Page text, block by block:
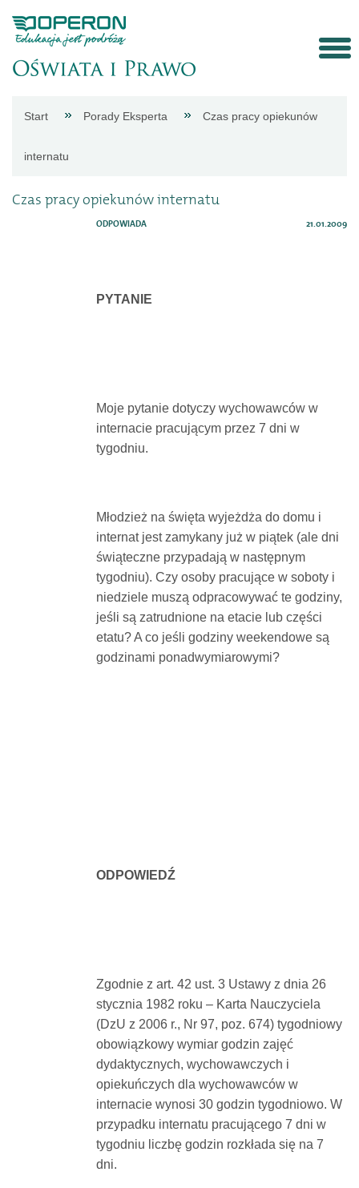
Start Porady Eksperta Czas pracy opiekunów
internatu
Czas pracy opiekunów internatu
ODPOWIADA 21.01.2009
PYTANIE
Moje pytanie dotyczy wychowawców w
internacie pracującym przez 7 dni w
tygodniu.
Młodzież na święta wyjeżdża do domu i
internat jest zamykany już w piątek (ale dni
świąteczne przypadają w następnym
tygodniu). Czy osoby pracujące w soboty i
niedziele muszą odpracowywać te godziny,
jeśli są zatrudnione na etacie lub części
etatu? A co jeśli godziny weekendowe są
godzinami ponadwymiarowymi?
ODPOWIEDŹ
Zgodnie z art. 42 ust. 3 Ustawy z dnia 26
stycznia 1982 roku – Karta Nauczyciela
(DzU z 2006 r., Nr 97, poz. 674) tygodniowy
obowiązkowy wymiar godzin zajęć
dydaktycznych, wychowawczych i
opiekuńczych dla wychowawców w
internacie wynosi 30 godzin tygodniowo. W
przypadku internatu pracującego 7 dni w
tygodniu liczbę godzin rozkłada się na 7
dni.